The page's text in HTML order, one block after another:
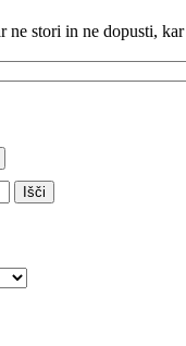
ne stori in ne dopusti,